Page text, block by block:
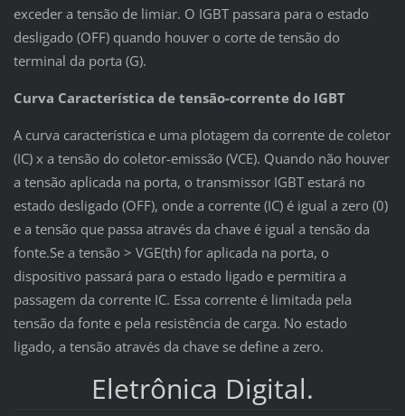
exceder a tensão de limiar. O IGBT passara para o estado
desligado (OFF) quando houver o corte de tensão do
terminal da porta (G).
Curva Característica de tensão-corrente do IGBT
A curva característica e uma plotagem da corrente de coletor
(IC) x a tensão do coletor-emissão (VCE). Quando não houver
a tensão aplicada na porta, o transmissor IGBT estará no
estado desligado (OFF), onde a corrente (IC) é igual a zero (0)
e a tensão que passa através da chave é igual a tensão da
fonte.Se a tensão > VGE(th) for aplicada na porta, o
dispositivo passará para o estado ligado e permitira a
passagem da corrente IC. Essa corrente é limitada pela
tensão da fonte e pela resistência de carga. No estado
ligado, a tensão através da chave se define a zero.
Eletrônica Digital.